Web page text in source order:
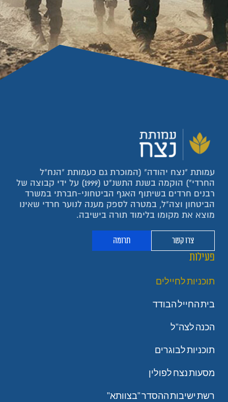
עמותת "נצח יהודה" (המוכרת גם כעמותת "הנח"ל
החרדי") הוקמה בשנת התשנ"ט (1999) על ידי קבוצה של
רבנים חרדים בשיתוף האגף הביטחוני-חברתי במשרד
הביטחון וצה"ל, במטרה לספק מענה לנוער חרדי שאינו
מוצא את מקומו בלימוד תורה בישיבה.
צרו קשר תרומה
פעילות
תוכניות לחיילים
בית החייל הבודד
הכנה לצה"ל
תוכניות לבוגרים
מסעות נצח לפולין
רשת ישיבות ההסדר "בצוותא"